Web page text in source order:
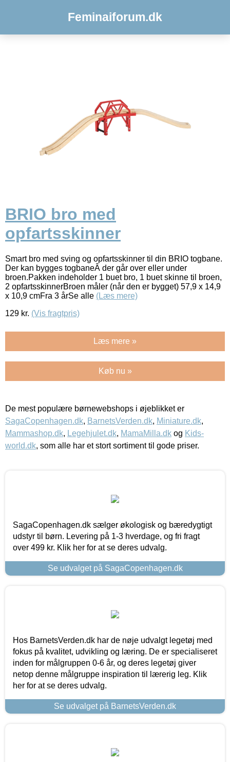
Feminaiforum.dk
BRIO bro med
opfartsskinner
Smart bro med sving og opfartsskinner til din BRIO togbane.
Der kan bygges togbaneÂ der går over eller under
broen.Pakken indeholder 1 buet bro, 1 buet skinne til broen,
2 opfartsskinnerBroen måler (når den er bygget) 57,9 x 14,9
x 10,9 cmFra 3 årSe alle (Læs mere)
129 kr. (Vis fragtpris)
Læs mere »
Køb nu »
De mest populære børnewebshops i øjeblikket er
SagaCopenhagen.dk, BarnetsVerden.dk, Miniature.dk,
Mammashop.dk, Legehjulet.dk, MamaMilla.dk og Kids-
world.dk, som alle har et stort sortiment til gode priser.
SagaCopenhagen.dk sælger økologisk og bæredygtigt
udstyr til børn. Levering på 1-3 hverdage, og fri fragt
over 499 kr. Klik her for at se deres udvalg.
Se udvalget på SagaCopenhagen.dk
Hos BarnetsVerden.dk har de nøje udvalgt legetøj med
fokus på kvalitet, udvikling og læring. De er specialiseret
inden for målgruppen 0-6 år, og deres legetøj giver
netop denne målgruppe inspiration til lærerig leg. Klik
her for at se deres udvalg.
Se udvalget på BarnetsVerden.dk